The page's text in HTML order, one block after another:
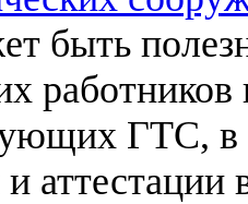
быть
работников
ГТС, в
аттестации